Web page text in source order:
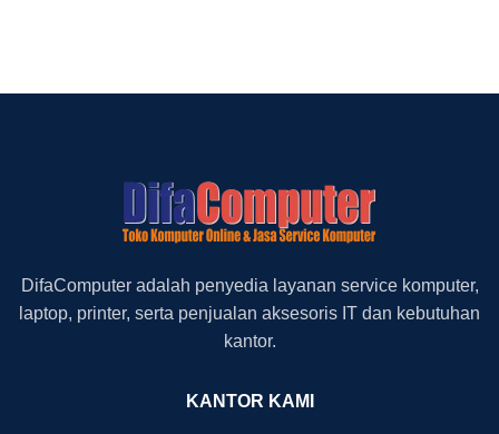
DifaComputer adalah penyedia layanan service komputer,
laptop, printer, serta penjualan aksesoris IT dan kebutuhan
kantor.
KANTOR KAMI